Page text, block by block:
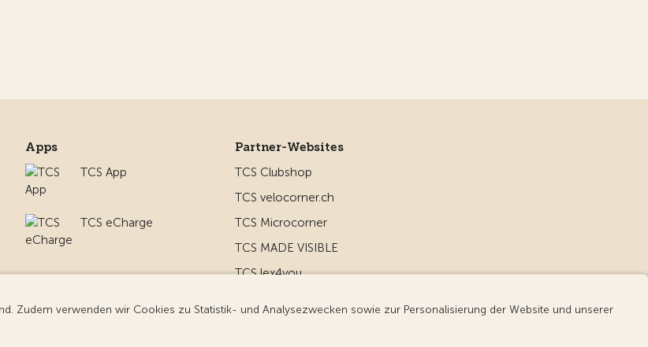
Apps
TCS App
TCS eCharge
Partner-Websites
TCS Clubshop
TCS velocorner.ch
TCS Microcorner
TCS MADE VISIBLE
TCS lex4you